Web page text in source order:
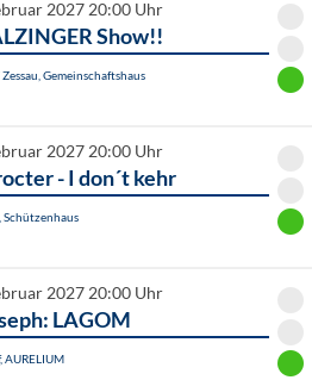
2027 20:00 Uhr
Show!!
Gemeinschaftshaus
2027 20:00 Uhr
- I don´t kehr
2027 20:00 Uhr
LAGOM
AURELIUM